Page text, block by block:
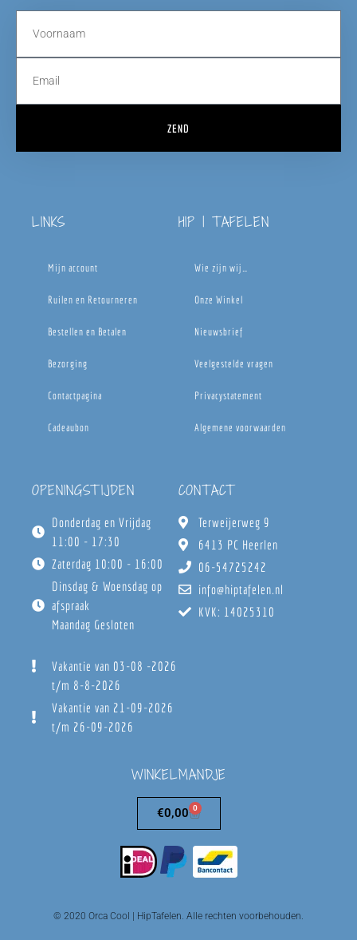
ZEND
LINKS
Mijn account
Ruilen en Retourneren
Bestellen en Betalen
Bezorging
Contactpagina
Cadeaubon
HIP | TAFELEN
Wie zijn wij…
Onze Winkel
Nieuwsbrief
Veelgestelde vragen
Privacystatement
Algemene voorwaarden
OPENINGSTIJDEN
Donderdag en Vrijdag
11:00 - 17:30
Zaterdag 10:00 - 16:00
Dinsdag & Woensdag op
afspraak
Maandag Gesloten
Vakantie van 03-08 -2026
t/m 8-8-2026
Vakantie van 21-09-2026
t/m 26-09-2026
CONTACT
Terweijerweg 9
6413 PC Heerlen
06-54725242
info@hiptafelen.nl
KVK: 14025310
WINKELMANDJE
€0,00 0
© 2020 Orca Cool | HipTafelen. Alle rechten voorbehouden.